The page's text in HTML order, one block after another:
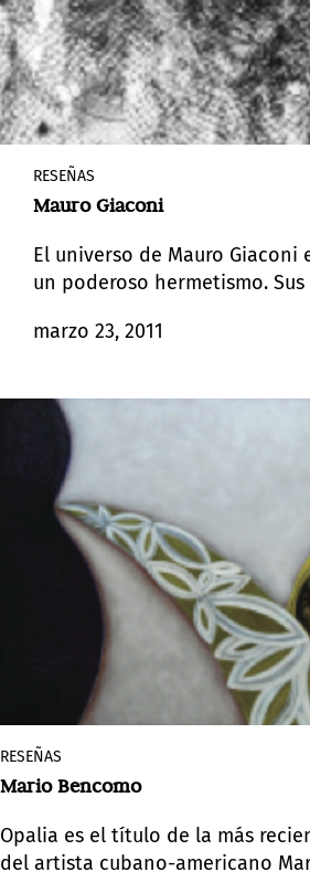
RESEÑAS
Mauro Giaconi
El universo de Mauro Giaconi
un poderoso hermetismo.
enjambres, barreras, límite,
marzo 23, 2011
RESEÑAS
Mario Bencomo
Opalia es el título de la más
del artista cubano-americano